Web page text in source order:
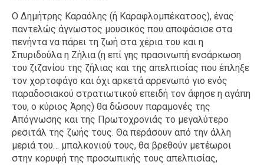
Ο Δημήτρης Καραόλης (ή Καραφλομπέκατσος), ένας
παντελώς άγνωστος μουσικός που αποφάσισε στα
πενήντα να πάρει τη ζωή στα χέρια του και η
Σπυριδούλα η Ζήλια (η επί γης πρασινωπή ενσάρκωση
του ζιζανίου της ζήλιας και της απελπισίας που έπληξε
τον χορτοφάγο και όχι αρκετά αρρενωπό γιο ενός
παραδοσιακού στρατιωτικού επειδή τον άφησε η αγάπη
του, ο κύριος Άρης) θα δώσουν παραμονές της
Απόγνωσης και της Πρωτοχρονιάς το μεγαλύτερο
ρεσιτάλ της ζωής τους. Θα περάσουν από την άλλη
μεριά του… μπαλκονιού τους, θα βρεθούν μετέωροι
στην κορυφή της προσωπικής τους απελπισίας,